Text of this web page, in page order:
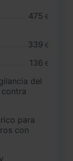
475 €
339 €
136 €
del
para
con